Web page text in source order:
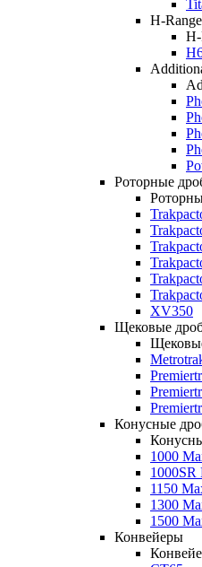
H-
H-
Роторные
XV350
Щековые
Конусные
1000
1000SR
1150
1300
1500
Конвейеры